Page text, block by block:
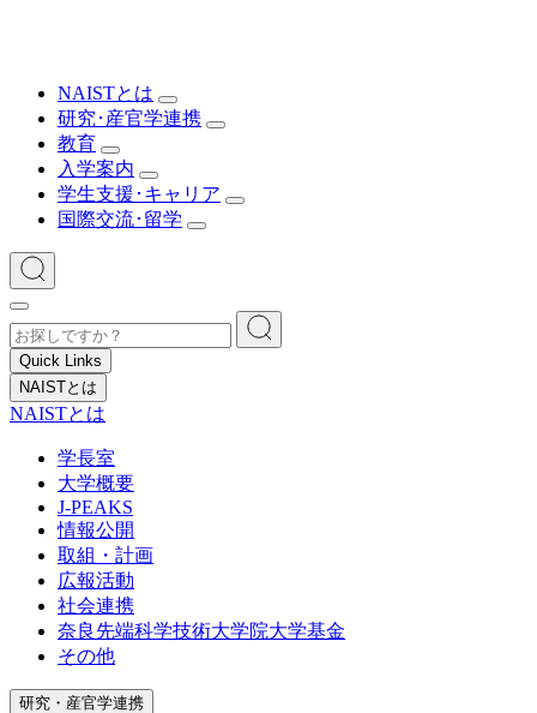
NAISTとは
研究･産官学連携
教育
入学案内
学生支援･キャリア
国際交流･留学
Quick Links
NAISTとは
NAISTとは
学長室
大学概要
J-PEAKS
情報公開
取組・計画
広報活動
社会連携
奈良先端科学技術大学院大学基金
その他
研究・産官学連携